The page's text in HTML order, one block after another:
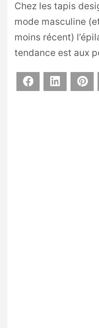
Chez les tapis
mode masculine
moins récent)
tendance est aux
Facebook LinkedIn